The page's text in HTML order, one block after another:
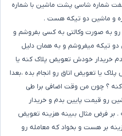
شماره شاسی پشت ماشین با شماره
و ماشین دو تیکه هست .
به صورت وکالتی به کسی بفروشم و
دو تیکه میفروشم و به همان دلیل
خریدار خودش تعویض پلاک کنه یا
یا تعویض اتاق رو انجام بده ،بعدا
؟ چون من وقت اضافی برا طی
رو قیمت پایین بدم و خریدار
. بر فرض مثال ببینه هزینه تعویض
بر هست و بخواد که معامله رو